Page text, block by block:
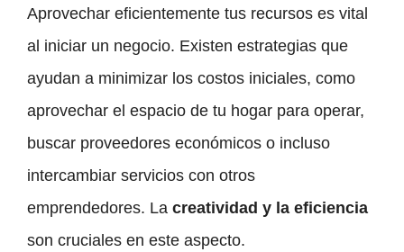
Aprovechar eficientemente tus recursos es vital
al iniciar un negocio. Existen estrategias que
ayudan a minimizar los costos iniciales, como
aprovechar el espacio de tu hogar para operar,
buscar proveedores económicos o incluso
intercambiar servicios con otros
emprendedores. La creatividad y la eficiencia
son cruciales en este aspecto.